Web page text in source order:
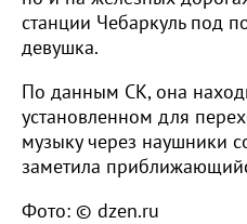
станции Чебаркуль под
девушка.
По данным СК, она
установленном для
музыку через наушники
заметила
Фото: © dzen.ru